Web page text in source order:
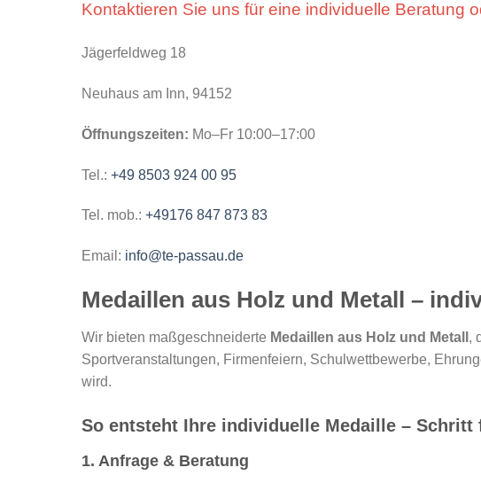
Kontaktieren Sie uns für eine individuelle Beratung
Jägerfeldweg 18
Neuhaus am Inn, 94152
Öffnungszeiten: Mo–Fr 10:00–17:00
Tel.: +49 8503 924 00 95
Tel. mob.: +49176 847 873 83
Email: info@te-passau.de
Medaillen aus Holz und Metall –
Wir bieten maßgeschneiderte Medaillen aus Holz und Metall ,
Sportveranstaltungen, Firmenfeiern, Schulwettbewerbe,
wird.
So entsteht Ihre individuelle Medaille – Schritt
1. Anfrage & Beratung